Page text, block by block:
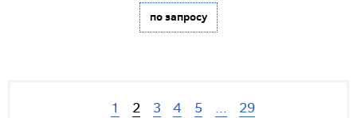
по запросу
1 2 3 4 5 ... 29